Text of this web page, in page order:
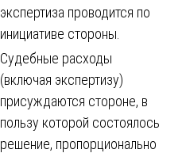
экспертиза проводится по
инициативе стороны.
Судебные расходы
(включая экспертизу)
присуждаются стороне, в
пользу которой состоялось
решение, пропорционально